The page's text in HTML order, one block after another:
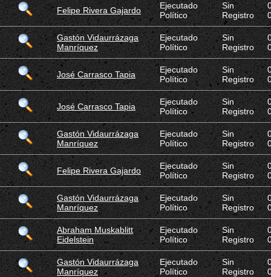
Felipe Rivera Gajardo
Ejecutado
Político
Sin
Registro
Gastón Vidaurrázaga
Manríquez
Ejecutado
Político
Sin
Registro
José Carrasco Tapia
Ejecutado
Político
Sin
Registro
José Carrasco Tapia
Ejecutado
Político
Sin
Registro
Gastón Vidaurrázaga
Manríquez
Ejecutado
Político
Sin
Registro
Felipe Rivera Gajardo
Ejecutado
Político
Sin
Registro
Gastón Vidaurrázaga
Manríquez
Ejecutado
Político
Sin
Registro
Abraham Muskablitt
Eidelstein
Ejecutado
Político
Sin
Registro
Gastón Vidaurrázaga
Manríquez
Ejecutado
Político
Sin
Registro